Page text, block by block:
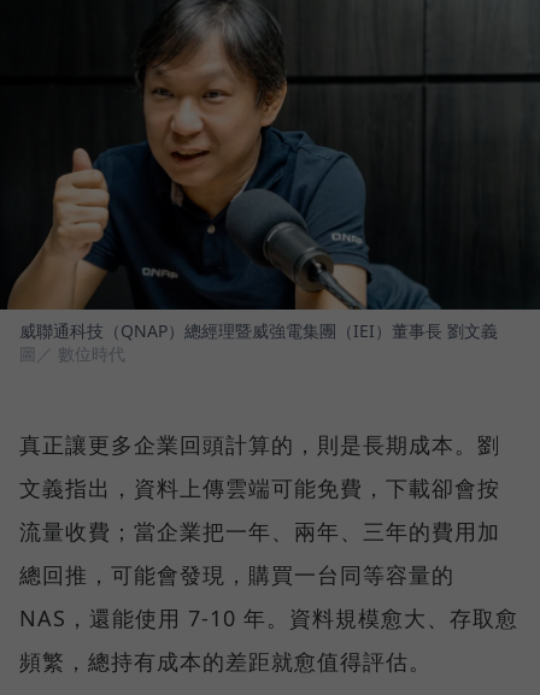
威聯通科技（QNAP）總經理暨威強電集團（IEI）董事長 劉文義
圖／ 數位時代
真正讓更多企業回頭計算的，則是長期成本。劉
文義指出，資料上傳雲端可能免費，下載卻會按
流量收費；當企業把一年、兩年、三年的費用加
總回推，可能會發現，購買一台同等容量的
NAS，還能使用 7-10 年。資料規模愈大、存取愈
頻繁，總持有成本的差距就愈值得評估。